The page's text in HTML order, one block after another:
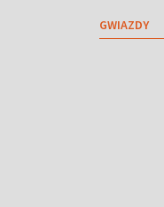
GWIAZDY